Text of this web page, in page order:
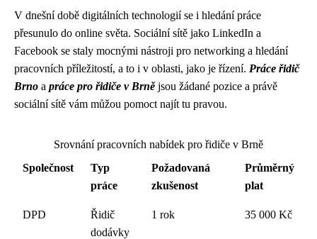
V dnešní době digitálních technologií se i hledání práce
přesunulo do online světa. Sociální sítě jako LinkedIn a
Facebook se staly mocnými nástroji pro networking a hledání
pracovních příležitostí, a to i v oblasti, jako je řízení. Práce řidič
Brno a práce pro řidiče v Brnějsou žádané pozice a právě
sociální sítě vám můžou pomoct najít tu pravou.
Srovnání pracovních nabídek pro řidiče v Brně
Společnost
Typ
práce
Požadovaná
zkušenost
Průměrný
plat
DPD
Řidič
dodávky
1 rok 35 000 Kč